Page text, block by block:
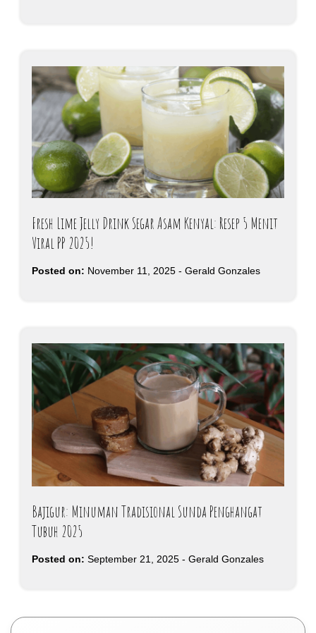
Fresh Lime Jelly Drink Segar Asam Kenyal: Resep 5 Menit
Viral PP 2025!
Posted on: November 11, 2025 - Gerald Gonzales
Bajigur: Minuman Tradisional Sunda Penghangat
Tubuh 2025
Posted on: September 21, 2025 - Gerald Gonzales